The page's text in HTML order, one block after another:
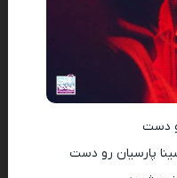
دست
پارسیان رو دست